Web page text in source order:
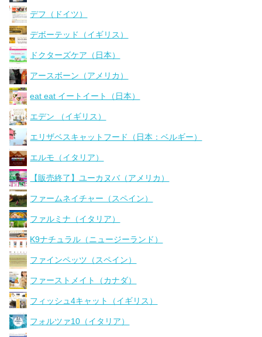
デフ（ドイツ）
デボーテッド（イギリス）
ドクターズケア（日本）
アースボーン（アメリカ）
eat eat イートイート（日本）
エデン （イギリス）
エリザベスキャットフード（日本：ベルギー）
エルモ（イタリア）
【販売終了】ユーカヌバ（アメリカ）
ファームネイチャー（スペイン）
ファルミナ（イタリア）
K9ナチュラル（ニュージーランド）
ファインペッツ（スペイン）
ファーストメイト（カナダ）
フィッシュ4キャット（イギリス）
フォルツァ10（イタリア）